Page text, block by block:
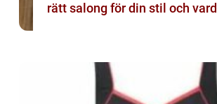
rätt salong för din stil och